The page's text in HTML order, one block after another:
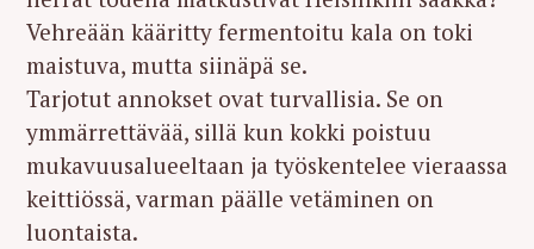
Vehreään kääritty fermentoitu kala on toki
maistuva, mutta siinäpä se.
Tarjotut annokset ovat turvallisia. Se on
ymmärrettävää, sillä kun kokki poistuu
mukavuusalueeltaan ja työskentelee vieraassa
keittiössä, varman päälle vetäminen on
luontaista.